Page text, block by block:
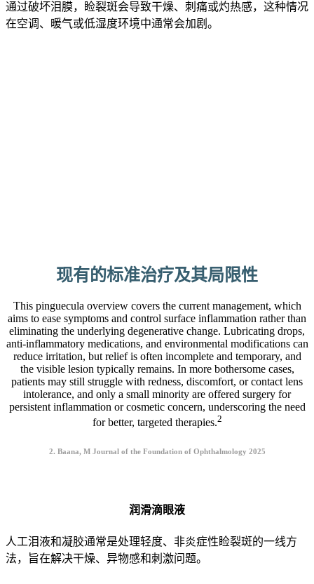
通过破坏泪膜，睑裂斑会导致干燥、刺痛或灼热感，这种情况
在空调、暖气或低湿度环境中通常会加剧。
现有的标准治疗及其局限性
This pinguecula overview covers the current management, which
aims to ease symptoms and control surface inflammation rather than
eliminating the underlying degenerative change. Lubricating drops,
anti-inflammatory medications, and environmental modifications can
reduce irritation, but relief is often incomplete and temporary, and
the visible lesion typically remains. In more bothersome cases,
patients may still struggle with redness, discomfort, or contact lens
intolerance, and only a small minority are offered surgery for
persistent inflammation or cosmetic concern, underscoring the need
for better, targeted therapies.2
2. Baana, M Journal of the Foundation of Ophthalmology 2025
润滑滴眼液
人工泪液和凝胶通常是处理轻度、非炎症性睑裂斑的一线方
法，旨在解决干燥、异物感和刺激问题。